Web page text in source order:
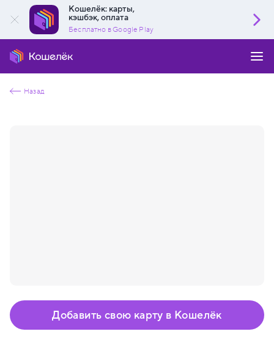
Кошелёк: карты,
кэшбэк, оплата
Бесплатно в Google Play
Назад
Добавить свою карту в Кошелёк